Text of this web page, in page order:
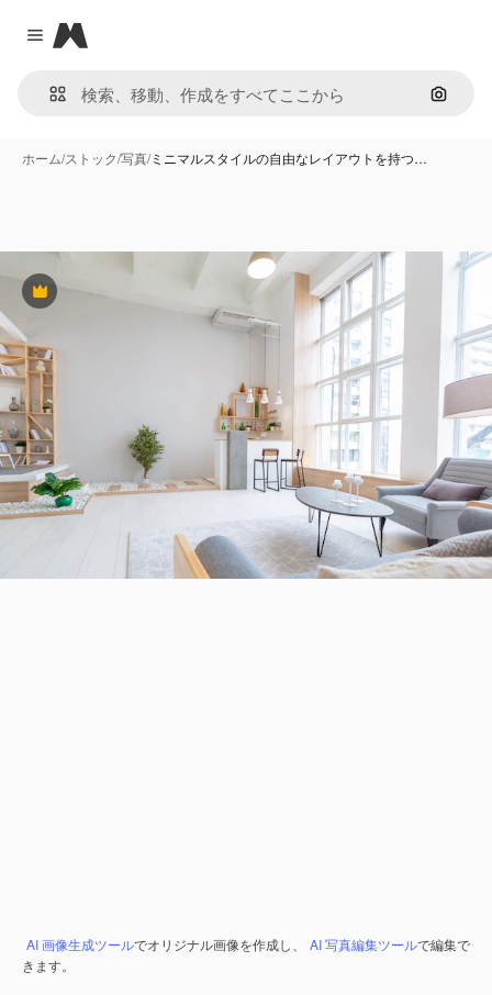
Close menu
Magnific
画像で
ホーム/ストック/写真/ミニマルスタイルの自由なレイアウトを持つ…
Premium
AI 画像生成ツールでオリジナル画像を作成し、 AI 写真編集ツールで編集で
きます。